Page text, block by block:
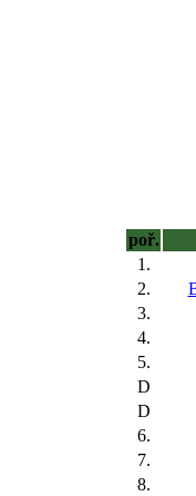
poř.
1.
2.
3.
4.
5.
D
D
6.
7.
8.